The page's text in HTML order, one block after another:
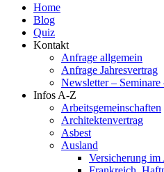
Home
Blog
Quiz
Kontakt
Anfrage allgemein
Anfrage Jahresvertrag
Newsletter –
Infos A-Z
Arbeitsgemeinschaften
Architektenvertrag
Asbest
Ausland
Versicherung im